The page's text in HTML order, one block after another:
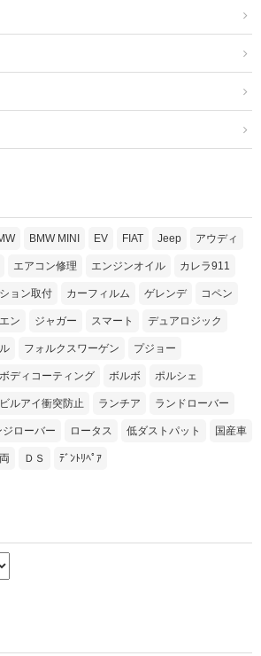
BMW MINI EV FIAT Jeep アウディ
エアコン修理 エンジンオイル カレラ911
ョン取付 カーフィルム ゲレンデ コペン
ン ジャガー スマート デュアロジック
フォルクスワーゲン プジョー
ボディコーティング ボルボ ポルシェ
ルアイ衝突防止 ランチア ランドローバー
ジローバー ロータス 低ダストパット 国産車
ＤＳ ﾃﾞﾝﾄﾘﾍﾟｱ